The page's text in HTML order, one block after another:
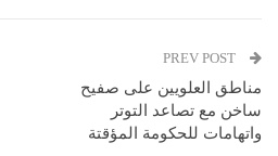
مناطق العلويين على صفيح
ساخن مع تصاعد التوتر
واتهامات للحكومة المؤقتة